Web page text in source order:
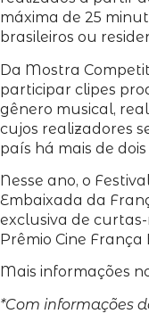
máxima de 25
brasileiros ou
Da Mostra
participar clipes
gênero musical,
cujos realizadores
país há mais de dois
Nesse ano, o
Embaixada da
exclusiva de
Prêmio Cine França
Mais informações
*Com informações